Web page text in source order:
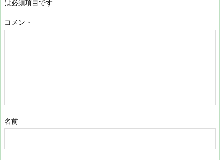
は必須項目です
コメント
名前